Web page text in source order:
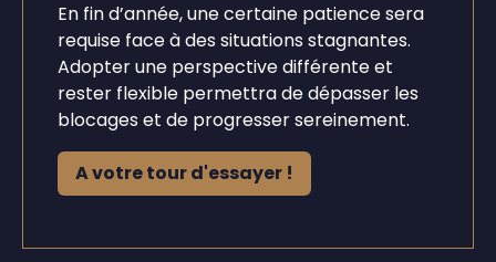
En fin d’année, une certaine patience sera
requise face à des situations stagnantes.
Adopter une perspective différente et
rester flexible permettra de dépasser les
blocages et de progresser sereinement.
A votre tour d'essayer !